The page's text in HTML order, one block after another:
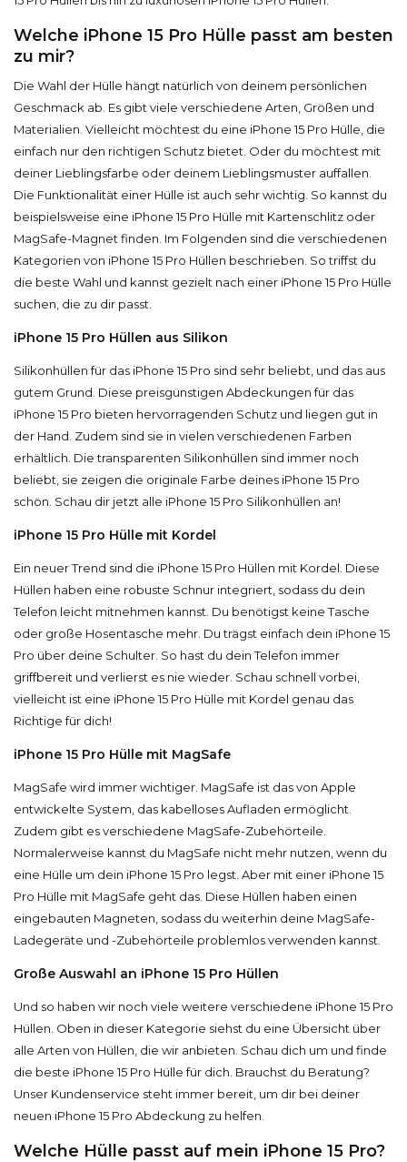
Welche iPhone 15 Pro Hülle passt am besten
zu mir?
Die Wahl der Hülle hängt natürlich von deinem persönlichen
Geschmack ab. Es gibt viele verschiedene Arten, Größen und
Materialien. Vielleicht möchtest du eine iPhone 15 Pro Hülle, die
einfach nur den richtigen Schutz bietet. Oder du möchtest mit
deiner Lieblingsfarbe oder deinem Lieblingsmuster auffallen.
Die Funktionalität einer Hülle ist auch sehr wichtig. So kannst du
beispielsweise eine iPhone 15 Pro Hülle mit Kartenschlitz oder
MagSafe-Magnet finden. Im Folgenden sind die verschiedenen
Kategorien von iPhone 15 Pro Hüllen beschrieben. So triffst du
die beste Wahl und kannst gezielt nach einer iPhone 15 Pro Hülle
suchen, die zu dir passt.
iPhone 15 Pro Hüllen aus Silikon
Silikonhüllen für das iPhone 15 Pro sind sehr beliebt, und das aus
gutem Grund. Diese preisgünstigen Abdeckungen für das
iPhone 15 Pro bieten hervorragenden Schutz und liegen gut in
der Hand. Zudem sind sie in vielen verschiedenen Farben
erhältlich. Die transparenten Silikonhüllen sind immer noch
beliebt, sie zeigen die originale Farbe deines iPhone 15 Pro
schön. Schau dir jetzt alle iPhone 15 Pro Silikonhüllen an!
iPhone 15 Pro Hülle mit Kordel
Ein neuer Trend sind die iPhone 15 Pro Hüllen mit Kordel. Diese
Hüllen haben eine robuste Schnur integriert, sodass du dein
Telefon leicht mitnehmen kannst. Du benötigst keine Tasche
oder große Hosentasche mehr. Du trägst einfach dein iPhone 15
Pro über deine Schulter. So hast du dein Telefon immer
griffbereit und verlierst es nie wieder. Schau schnell vorbei,
vielleicht ist eine iPhone 15 Pro Hülle mit Kordel genau das
Richtige für dich!
iPhone 15 Pro Hülle mit MagSafe
MagSafe wird immer wichtiger. MagSafe ist das von Apple
entwickelte System, das kabelloses Aufladen ermöglicht.
Zudem gibt es verschiedene MagSafe-Zubehörteile.
Normalerweise kannst du MagSafe nicht mehr nutzen, wenn du
eine Hülle um dein iPhone 15 Pro legst. Aber mit einer iPhone 15
Pro Hülle mit MagSafe geht das. Diese Hüllen haben einen
eingebauten Magneten, sodass du weiterhin deine MagSafe-
Ladegeräte und -Zubehörteile problemlos verwenden kannst.
Große Auswahl an iPhone 15 Pro Hüllen
Und so haben wir noch viele weitere verschiedene iPhone 15 Pro
Hüllen. Oben in dieser Kategorie siehst du eine Übersicht über
alle Arten von Hüllen, die wir anbieten. Schau dich um und finde
die beste iPhone 15 Pro Hülle für dich. Brauchst du Beratung?
Unser Kundenservice steht immer bereit, um dir bei deiner
neuen iPhone 15 Pro Abdeckung zu helfen.
Welche Hülle passt auf mein iPhone 15 Pro?